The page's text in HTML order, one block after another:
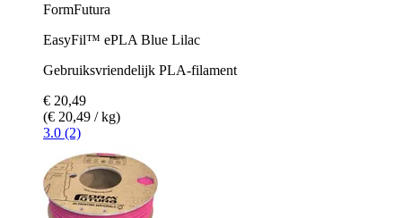
FormFutura
EasyFil™ ePLA Blue Lilac
Gebruiksvriendelijk PLA-filament
€ 20,49
(€ 20,49 / kg)
3.0 (2)